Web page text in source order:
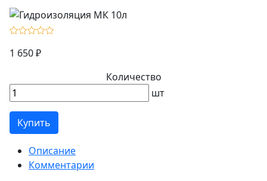
1 650 ₽
Количество
шт
Купить
Описание
Комментарии